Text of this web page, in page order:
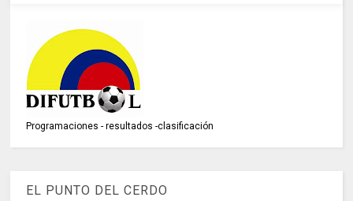
Programaciones - resultados -clasificación
EL PUNTO DEL CERDO